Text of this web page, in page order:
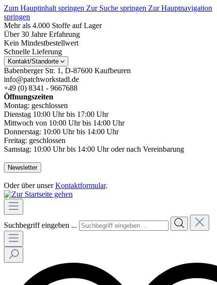
Zum Hauptinhalt springen Zur Suche springen Zur Hauptnavigation
springen
Mehr als 4.000 Stoffe auf Lager
Über 30 Jahre Erfahrung
Kein Mindestbestellwert
Schnelle Lieferung
Kontakt/Standorte
Babenberger Str. 1, D-87600 Kaufbeuren
info@patchworkstadl.de
+49 (0) 8341 - 9667688
Öffnungszeiten
Montag: geschlossen
Dienstag 10:00 Uhr bis 17:00 Uhr
Mittwoch von 10:00 Uhr bis 14:00 Uhr
Donnerstag: 10:00 Uhr bis 14:00 Uhr
Freitag: geschlossen
Samstag: 10:00 Uhr bis 14:00 Uhr oder nach Vereinbarung
Newsletter
Oder über unserKontaktformular.
Suchbegriff eingeben ...